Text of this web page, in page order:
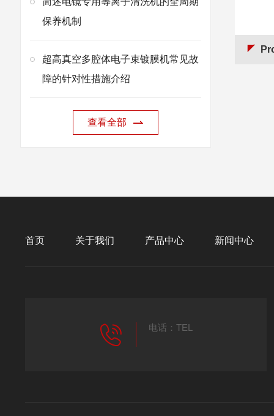
保养机制
超高真空多腔体电子束镀膜机常见故
障的针对性措施介绍
查看全部
首页 关于我们 产品中心 新闻中心
电话：TEL